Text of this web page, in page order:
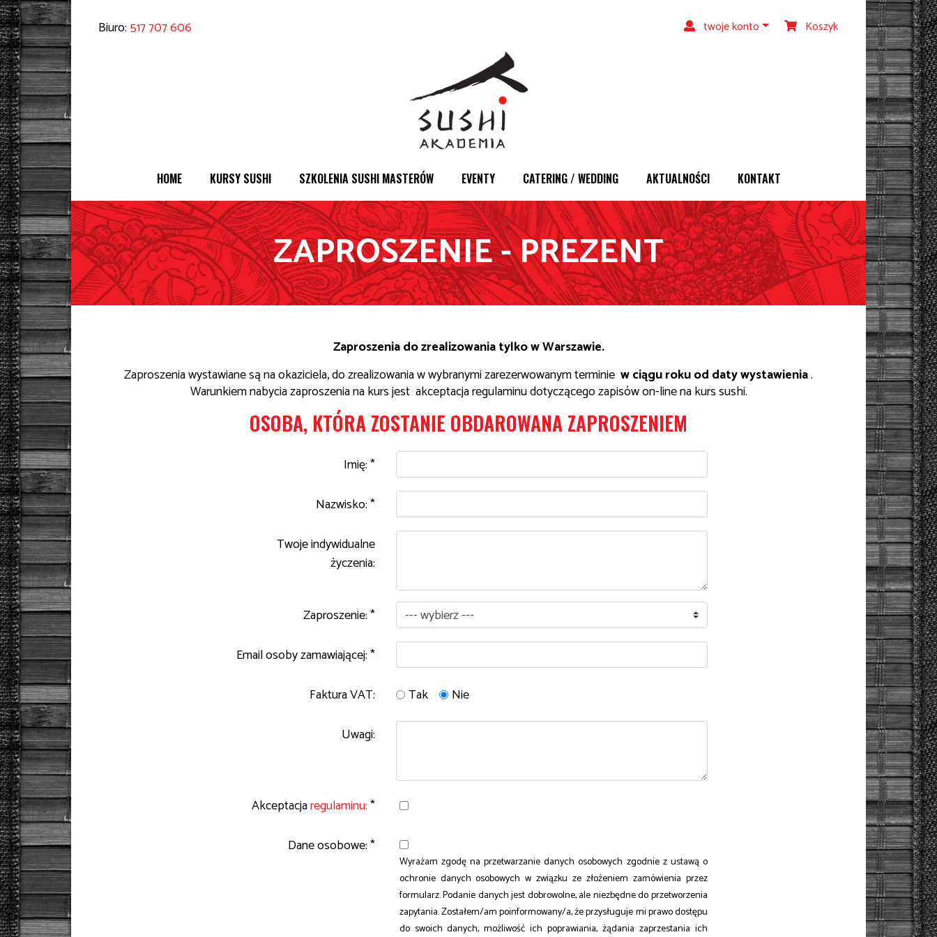
Biuro: 517 707 606 twoje konto Koszyk
HOME KURSY SUSHI SZKOLENIA SUSHI MASTERÓW EVENTY CATERING / WEDDING AKTUALNOŚCI KONTAKT
ZAPROSZENIE - PREZENT
Zaproszenia do zrealizowania tylko w Warszawie.
Zaproszenia wystawiane są na okaziciela, do zrealizowania w wybranymi zarezerwowanym terminie w ciągu roku od daty wystawienia.
Warunkiem nabycia zaproszenia na kurs jest akceptacja regulaminu dotyczącego zapisów on-line na kurs sushi.
OSOBA, KTÓRA ZOSTANIE OBDAROWANA ZAPROSZENIEM
Imię: *
Nazwisko: *
Twoje indywidualne
życzenia:
Zaproszenie: *
Email osoby zamawiającej: *
Faktura VAT:
Tak
Nie
Uwagi:
Akceptacjaregulaminu:*
Dane osobowe: *
Wyrażam zgodę na przetwarzanie danych osobowych zgodnie z ustawą o
ochronie danych osobowych w związku ze złożeniem zamówienia przez
formularz. Podanie danych jest dobrowolne, ale niezbędne do przetworzenia
zapytania. Zostałem/am poinformowany/a, że przysługuje mi prawo dostępu
do swoich danych, możliwość ich poprawiania, żądania zaprzestania ich